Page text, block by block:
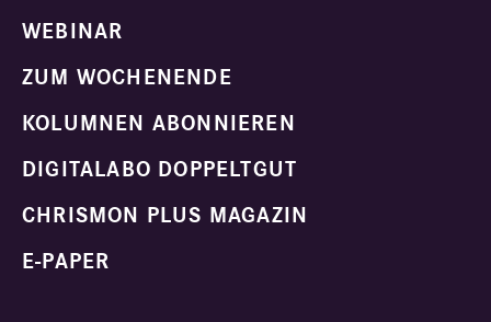
WEBINAR
ZUM WOCHENENDE
KOLUMNEN ABONNIEREN
DIGITALABO DOPPELTGUT
CHRISMON PLUS MAGAZIN
E-PAPER